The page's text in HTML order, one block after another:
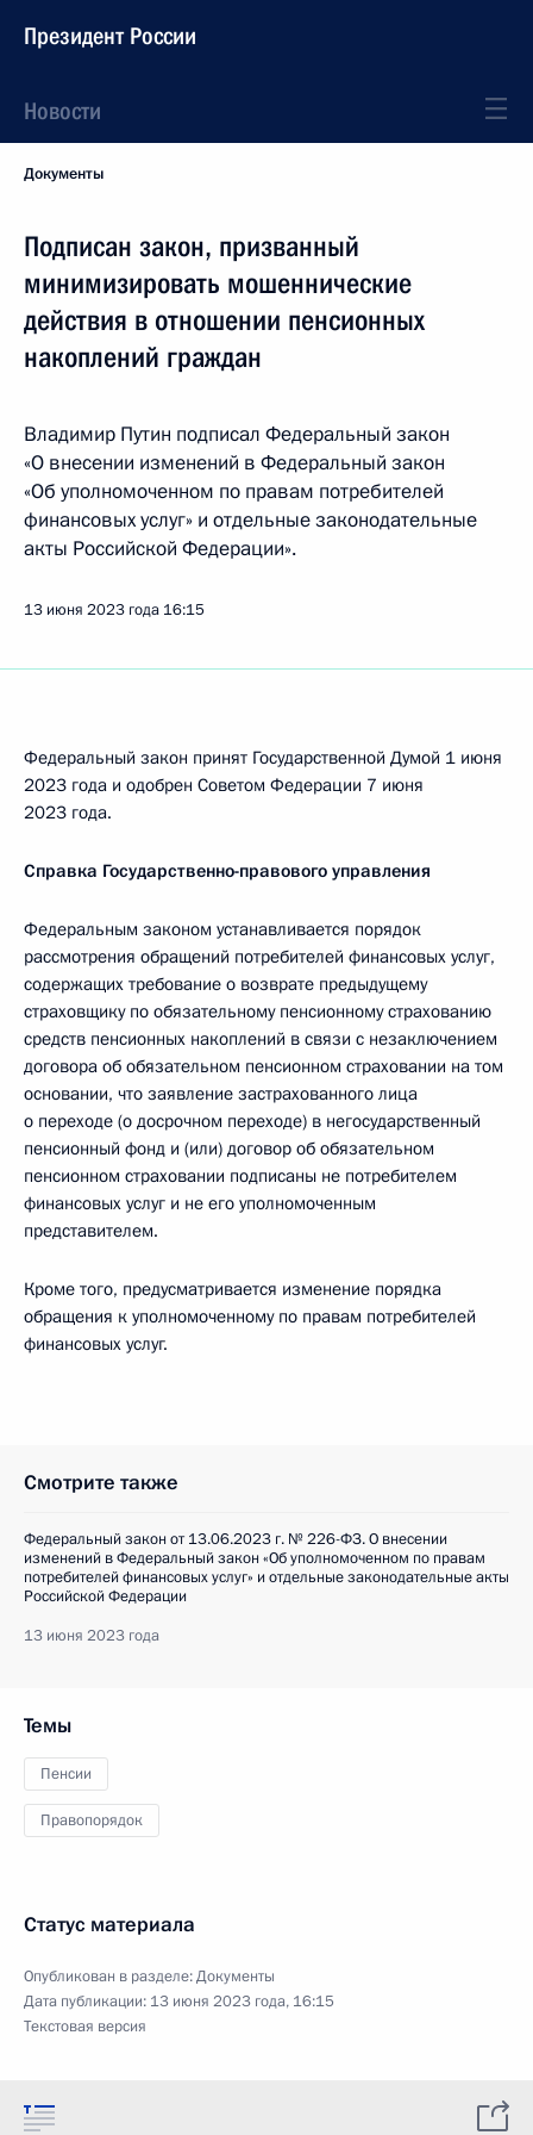
Президент России
Новости
Документы
Подписан закон, призванный
минимизировать мошеннические
действия в отношении пенсионных
накоплений граждан
Владимир Путин подписал Федеральный закон
«О внесении изменений в Федеральный закон
«Об уполномоченном по правам потребителей
финансовых услуг» и отдельные законодательные
акты Российской Федерации».
13 июня 2023 года 16:15
Федеральный закон принят Государственной Думой 1 июня
2023 года и одобрен Советом Федерации 7 июня
2023 года.
Справка Государственно-правового управления
Федеральным законом устанавливается порядок
рассмотрения обращений потребителей финансовых услуг,
содержащих требование о возврате предыдущему
страховщику по обязательному пенсионному страхованию
средств пенсионных накоплений в связи с незаключением
договора об обязательном пенсионном страховании на том
основании, что заявление застрахованного лица
о переходе (о досрочном переходе) в негосударственный
пенсионный фонд и (или) договор об обязательном
пенсионном страховании подписаны не потребителем
финансовых услуг и не его уполномоченным
представителем.
Кроме того, предусматривается изменение порядка
обращения к уполномоченному по правам потребителей
финансовых услуг.
Смотрите также
Федеральный закон от 13.06.2023 г. № 226-ФЗ. О внесении
изменений в Федеральный закон «Об уполномоченном по правам
потребителей финансовых услуг» и отдельные законодательные акты
Российской Федерации
13 июня 2023 года
Темы
Пенсии
Правопорядок
Статус материала
Опубликован в разделе:Документы
Дата публикации: 13 июня 2023 года, 16:15
Текстовая версия